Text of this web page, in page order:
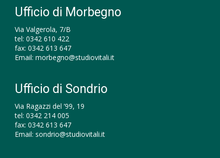
Ufficio di Morbegno
Via Valgerola, 7/B
tel: 0342 610 422
fax: 0342 613 647
Email: morbegno@studiovitali.it
Ufficio di Sondrio
Via Ragazzi del ’99, 19
tel: 0342 214 005
fax: 0342 613 647
Email: sondrio@studiovitali.it